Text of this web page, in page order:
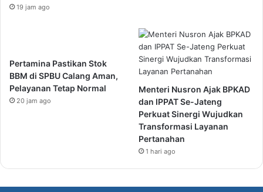
19 jam ago
Pertamina Pastikan Stok
BBM di SPBU Calang Aman,
Pelayanan Tetap Normal
20 jam ago
Menteri Nusron Ajak BPKAD
dan IPPAT Se-Jateng
Perkuat Sinergi Wujudkan
Transformasi Layanan
Pertanahan
1 hari ago